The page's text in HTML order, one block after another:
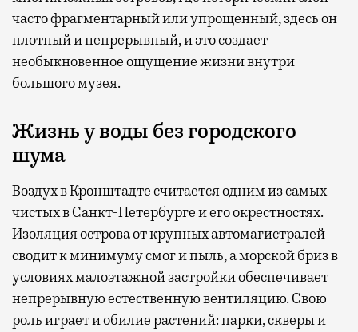
часто фрагментарный или упрощенный, здесь он
плотный и непрерывный, и это создает
необыкновенное ощущение жизни внутри
большого музея.
Жизнь у воды без городского
шума
Воздух в Кронштадте считается одним из самых
чистых в Санкт-Петербурге и его окрестностях.
Изоляция острова от крупных автомагистралей
сводит к минимуму смог и пыль, а морской бриз в
условиях малоэтажной застройки обеспечивает
непрерывную естественную вентиляцию. Свою
роль играет и обилие растений: парки, скверы и